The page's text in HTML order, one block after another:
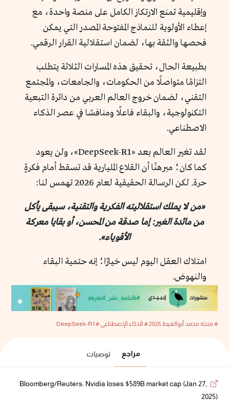
وإقليمية تمنع الارتكاز الكامل على منصة واحدة، مع
إعطاء الأولوية للنماذج المفتوحة المصدر التي يمكن
فحصها والثقة بها، لضمان استقلالية القرار الرقمي.
بطبيعة الحال، تحقيق هذه المسارات الثلاثة يتطلب
التزامًا متواصلًا من الحكومات، والجامعات، والمجتمع
التقني، لضمان خروج العالم العربي من دائرة التبعية
التكنولوجية، والبقاء فاعلًا ومنافسًا في عصر الذكاء
الاصطناعي.
لقد تغير العالم بعد «DeepSeek-R1»، ولن يعود
كما كان؛ مبرهنًا أن القلاع المليارية قد تسقط أمام فكرةٍ
حرة. لكن الرسالة الحقيقية لعام 2026 تهمس لنا:
«من لا يملك استقلاليته الفكرية والتقنية، سيبقى يأكل
من مائدة الغير: إما صدقة من المحسن، أو بقايا معركة
الأقوياء».
امتلاك العقل اليوم ليس خيارًا؛ إنه حتمية البقاء
والنهوض.
# منحة محمد أبوالغيط 2026 # الذكاء الإصطناعي# DeepSeek-R1
مراجع توصيات
Bloomberg/Reuters: Nvidia loses $589B market cap (Jan 27,
2025)